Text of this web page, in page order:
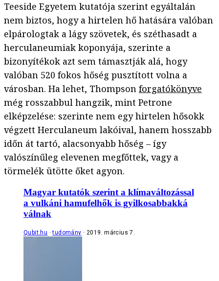
Teeside Egyetem kutatója szerint egyáltalán
nem biztos, hogy a hirtelen hő hatására valóban
elpárologtak a lágy szövetek, és széthasadt a
herculaneumiak koponyája, szerinte a
bizonyítékok azt sem támasztják alá, hogy
valóban 520 fokos hőség pusztított volna a
városban. Ha lehet, Thompson forgatókönyve
még rosszabbul hangzik, mint Petrone
elképzelése: szerinte nem egy hirtelen hősokk
végzett Herculaneum lakóival, hanem hosszabb
időn át tartó, alacsonyabb hőség – így
valószínűleg elevenen megfőttek, vagy a
törmelék ütötte őket agyon.
Magyar kutatók szerint a klímaváltozással
a vulkáni hamufelhők is gyilkosabbakká
válnak
Qubit.hu tudomány 2019. március 7.